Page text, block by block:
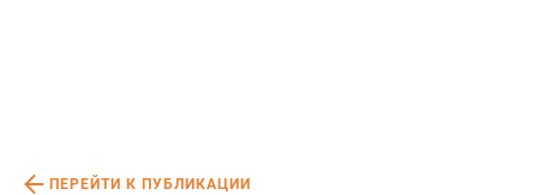
ПЕРЕЙТИ К ПУБЛИКАЦИИ